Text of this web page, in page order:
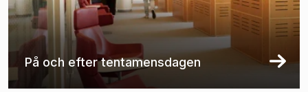
På och efter tentamensdagen